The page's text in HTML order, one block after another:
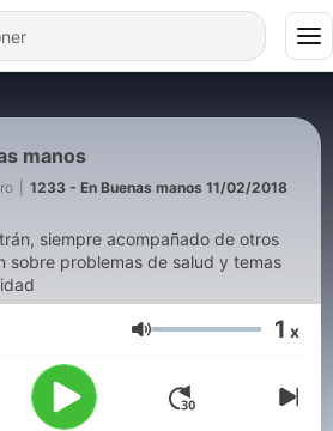
manos
1233 - En Buenas manos 11/02/2018
siempre acompañado de otros
sobre problemas de salud y temas
Volym 1 x